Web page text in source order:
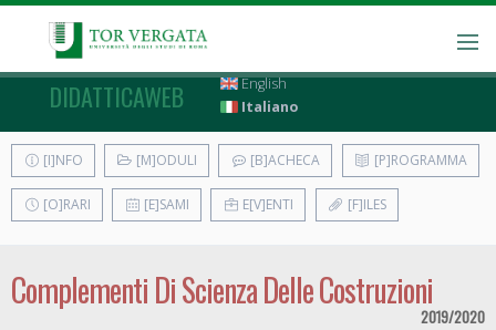
DIDATTICAWEB
English
Italiano
[I]NFO [M]ODULI [B]ACHECA [P]ROGRAMMA
[O]RARI [E]SAMI E[V]ENTI [F]ILES
Complementi Di Scienza Delle Costruzioni
2019/2020